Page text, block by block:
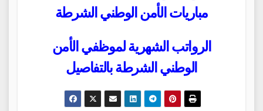
مباريات الأمن الوطني الشرطة
الرواتب الشهرية لموظفي الأمن
الوطني الشرطة بالتفاصيل